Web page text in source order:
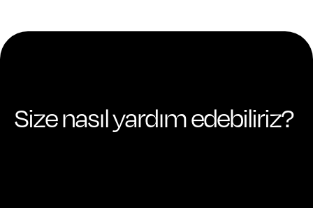
Size nasıl yardım edebiliriz?